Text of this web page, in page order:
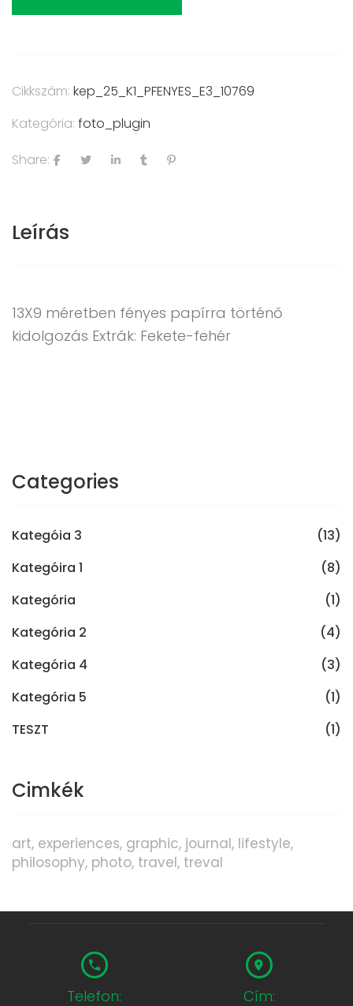
Cikkszám: kep_25_K1_PFENYES_E3_10769
Kategória: foto_plugin
Share:
Leírás
13X9 méretben fényes papírra történő
kidolgozás Extrák: Fekete-fehér
Categories
Kategóia 3
(13)
Kategóira 1
(8)
Kategória
(1)
Kategória 2
(4)
Kategória 4
(3)
Kategória 5
(1)
TESZT
(1)
Cimkék
art experiences graphic journal lifestyle
philosophy photo travel treval
Telefon: Cím: